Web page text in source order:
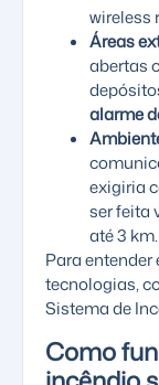
wireless
Áreas
abertas
alarme
exigiria
ser feita
até 3 km.
Para entender
tecnologias,
Sistema de
Como